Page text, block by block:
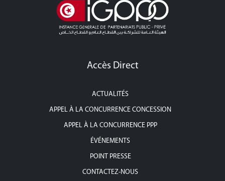
Accès Direct
ACTUALITÉS
APPEL À LA CONCURRENCE CONCESSION
APPEL À LA CONCURRENCE PPP
ÉVÉNEMENTS
POINT PRESSE
CONTACTEZ-NOUS